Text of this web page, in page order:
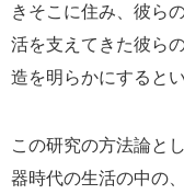
きそこに住み、彼ら
活を支えてきた彼ら
造を明らかにすると
この研究の方法論と
器時代の生活の中の